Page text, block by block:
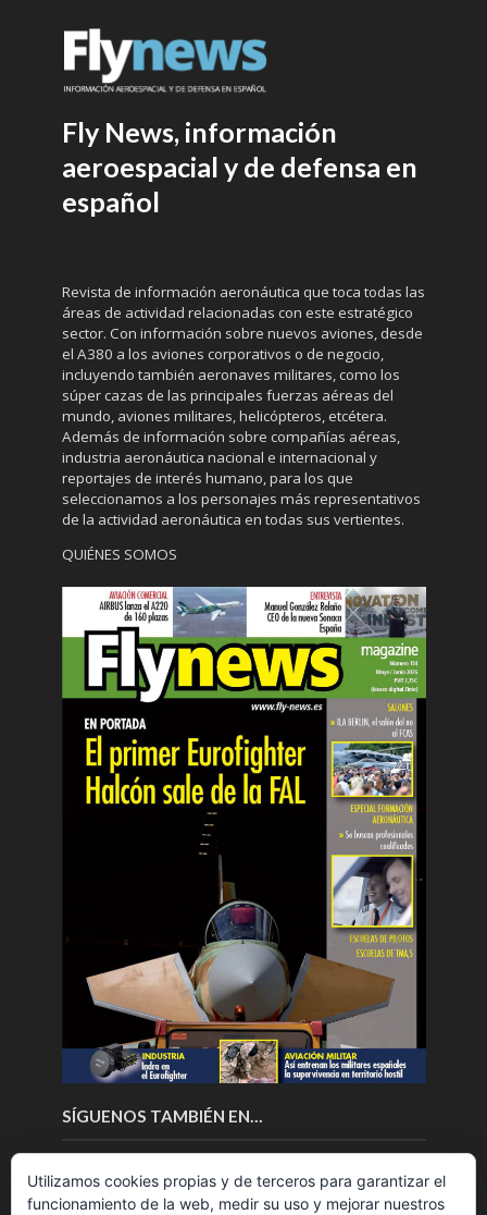
Fly News, información
aeroespacial y de defensa en
español
Revista de información aeronáutica que toca todas las
áreas de actividad relacionadas con este estratégico
sector. Con información sobre nuevos aviones, desde
el A380 a los aviones corporativos o de negocio,
incluyendo también aeronaves militares, como los
súper cazas de las principales fuerzas aéreas del
mundo, aviones militares, helicópteros, etcétera.
Además de información sobre compañías aéreas,
industria aeronáutica nacional e internacional y
reportajes de interés humano, para los que
seleccionamos a los personajes más representativos
de la actividad aeronáutica en todas sus vertientes.
QUIÉNES SOMOS
SÍGUENOS TAMBIÉN EN…
Utilizamos cookies propias y de terceros para garantizar el
funcionamiento de la web, medir su uso y mejorar nuestros